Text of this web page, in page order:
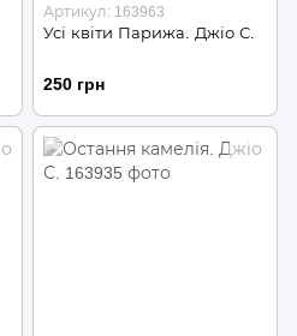
Артикул: 163963
Усі квіти Парижа. Джіо С.
250 грн